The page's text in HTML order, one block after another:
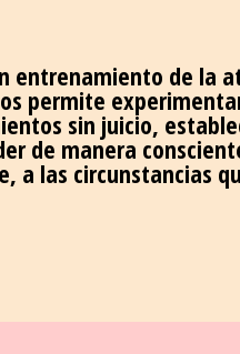
entrenamiento de la
permite
sin juicio,
de manera
a las circunstancias